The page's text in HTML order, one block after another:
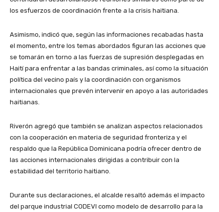
los esfuerzos de coordinación frente a la crisis haitiana.
Asimismo, indicó que, según las informaciones recabadas hasta
el momento, entre los temas abordados figuran las acciones que
se tomarán en torno a las fuerzas de supresión desplegadas en
Haití para enfrentar a las bandas criminales, así como la situación
política del vecino país y la coordinación con organismos
internacionales que prevén intervenir en apoyo a las autoridades
haitianas.
Riverón agregó que también se analizan aspectos relacionados
con la cooperación en materia de seguridad fronteriza y el
respaldo que la República Dominicana podría ofrecer dentro de
las acciones internacionales dirigidas a contribuir con la
estabilidad del territorio haitiano.
Durante sus declaraciones, el alcalde resaltó además el impacto
del parque industrial CODEVI como modelo de desarrollo para la